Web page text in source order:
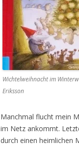
Wichtelweihnacht im
Eriksson
Manchmal flucht mein
im Netz ankommt.
durch einen heimlichen